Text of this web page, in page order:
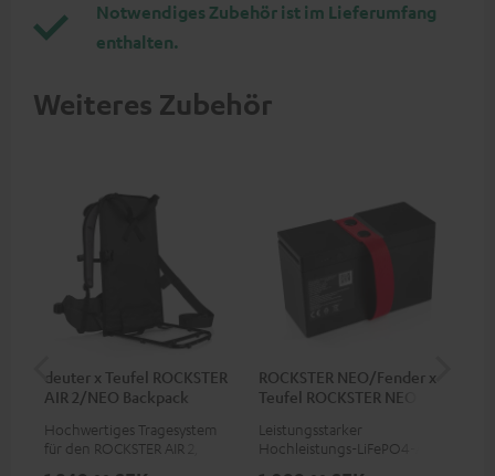
Notwendiges Zubehör ist im Lieferumfang
enthalten.
Weiteres Zubehör
deuter x Teufel ROCKSTER
AIR 2/NEO Backpack
Hochwertiges Tragesystem
für den ROCKSTER AIR 2,
ROCKSTER NEO/Fender x
Teufel ROCKSTER NEO
Leistungsstarker
Hochleistungs-LiFePO4-Akku